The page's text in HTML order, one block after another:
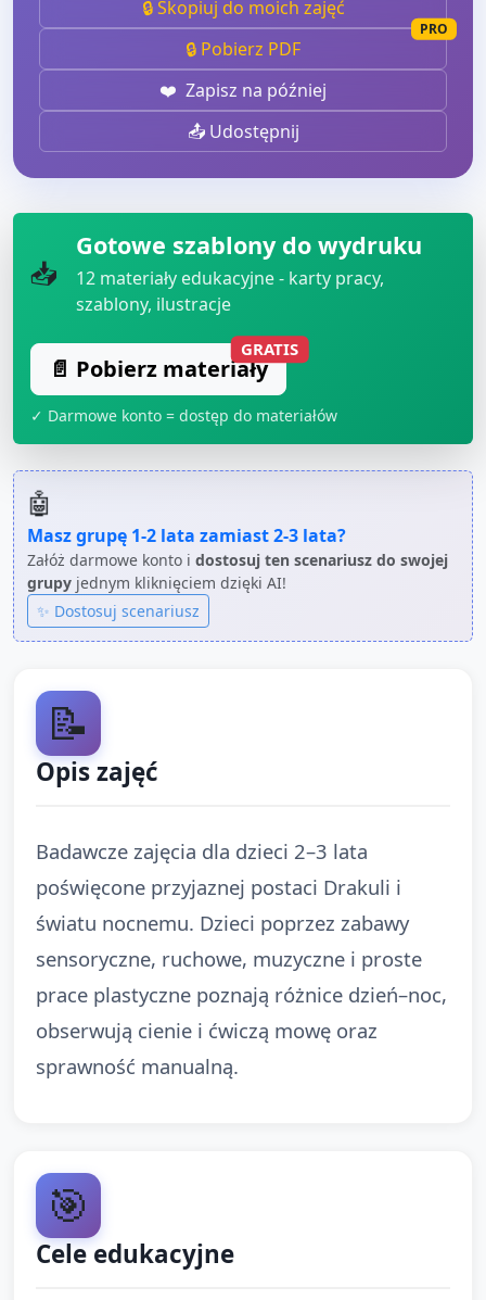
🔒 Skopiuj do moich zajęć
🔒 Pobierz PDF
PRO
❤️ Zapisz na później
📤 Udostępnij
📥
Gotowe szablony do wydruku
12 materiały edukacyjne - karty pracy,
szablony, ilustracje
📄 Pobierz materiały
GRATIS
✓ Darmowe konto = dostęp do materiałów
🤖
Masz grupę 1-2 lata zamiast2-3 lata?
Załóż darmowe konto i dostosuj ten scenariusz do swojej
grupy jednym kliknięciem dzięki AI!
✨ Dostosuj scenariusz
📝
Opis zajęć
Badawcze zajęcia dla dzieci 2–3 lata
poświęcone przyjaznej postaci Drakuli i
światu nocnemu. Dzieci poprzez zabawy
sensoryczne, ruchowe, muzyczne i proste
prace plastyczne poznają różnice dzień–noc,
obserwują cienie i ćwiczą mowę oraz
sprawność manualną.
🎯
Cele edukacyjne